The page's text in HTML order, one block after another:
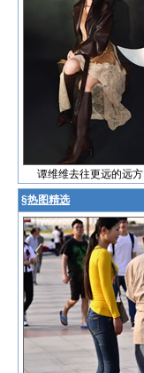
谭维维去往更远的远方
§热图精选